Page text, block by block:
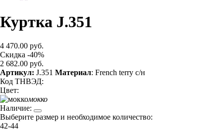
Куртка J.351
4 470.00 руб.
Скидка -40%
2 682.00 руб.
Артикул: J.351 Материал: French terry с/н
Код ТНВЭД:
Цвет:
мокко
Наличие:
Выберите размер и необходимое количество:
42-44